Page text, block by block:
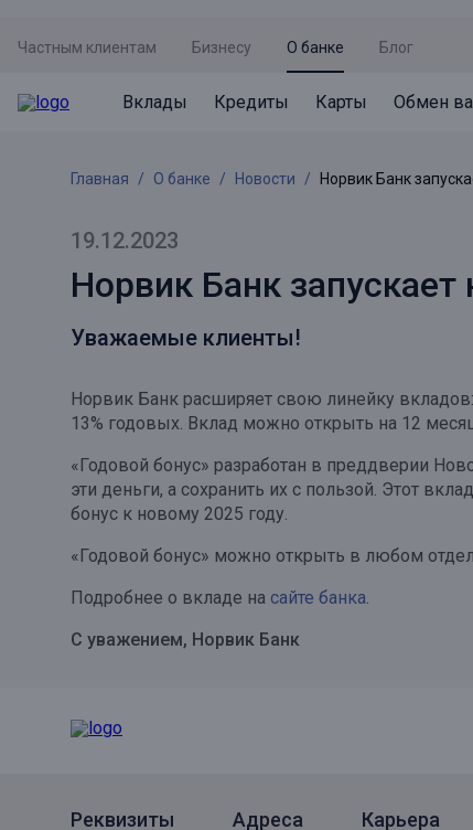
Частным клиентам Бизнесу О банке Блог
Вклады
Не упусти момент
Просто вклад
Накопительный
Фиксируй доход
Валютный плюс
Онлайн
Кредиты
Кредит под залог недвижимости
Рефинансирование
Кредит на автомобиль
Все кредиты
Карты
Дебетовая карта с пакетом услуг
Премиальная карта Mir Supreme
Пенсионная карта
Все карты
Обмен
Курсы валют
Бронирование валюты
Курсы валют ЦБ
Оплата кредита
Оценка недвижимости
Подбор новой недвижимости
Mir Pay
Регистрация в ЕБС
Удаленная идентификация
Мобильное приложение
Подтверждение согласия через Госуслуги
Акция «Приведи друга»
Акция «Ставка на бизнес»
Главная О банке Новости Норвик Банк
19.12.2023
Норвик Банк
Уважаемые клиенты!
Норвик Банк расширяет свою линейку
13% годовых. Вклад можно открыть на 12
«Годовой бонус» разработан в преддверии
эти деньги, а сохранить их с пользой. Этот
бонус к новому 2025 году.
«Годовой бонус» можно открыть в любом
Подробнее о вкладе на сайте банка.
С уважением, Норвик Банк
Реквизиты Адреса Карьера